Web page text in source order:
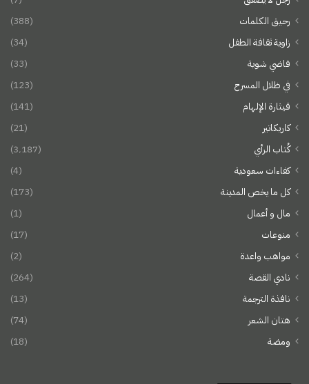
رحيق الكلمات
(388)
زاوية ثقافة الطفل
(34)
فاضي شوية
(33)
في ظلال المسرح
(123)
قيثارة الإلهام
(141)
كاريكاتير
(21)
كُتاب الرأي
(3٬187)
كفاءات سعودية
(4)
كل ما يخص المدينة
(173)
مال و أعمال
(1)
منوعات
(17)
مواهب واعدة
(2)
نادي القصة
(264)
نافذة الترجمة
(13)
هتان الشعر
(74)
ومضة
(18)